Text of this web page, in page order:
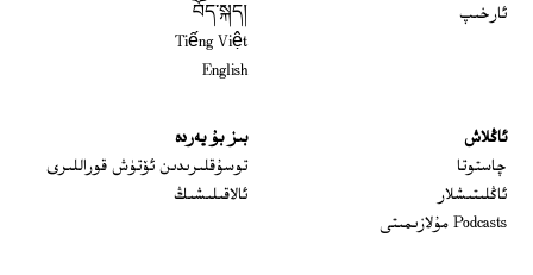
ئارخىپ
བོད་སྐད།
Tiếng Việt
English
ئاڭلاش
چاستوتا
ئاڭلىتىشلار
Podcasts مۇلازىمىتى
بىز بۇ يەردە
توسۇقلىرىدىن ئۆتۈش قوراللىرى
ئالاقىلىشىڭ